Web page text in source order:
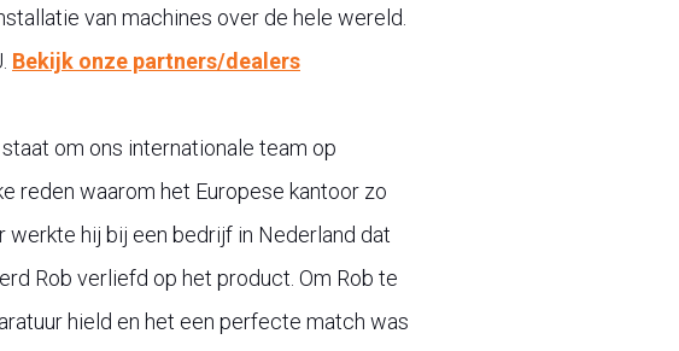
van machines over de hele wereld.
Bekijk onze partners/dealers
om ons internationale team op
reden waarom het Europese kantoor zo
werkte hij bij een bedrijf in Nederland dat
Rob verliefd op het product. Om Rob te
hield en het een perfecte match was